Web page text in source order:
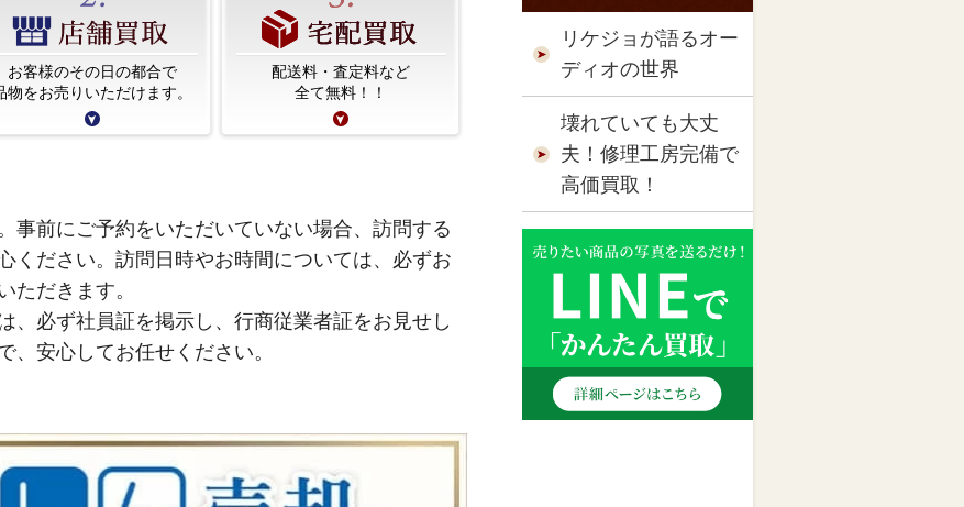
お客様のその日の都合で
物をお売りいただけます。
配送料・査定料など
全て無料！！
事前にご予約をいただいていない場合、訪問する
ください。訪問日時やお時間については、必ずお
ただきます。
、必ず社員証を掲示し、行商従業者証をお見せし
、安心してお任せください。
リケジョが語るオー
ディオの世界
壊れていても大丈
夫！修理工房完備で
高価買取！